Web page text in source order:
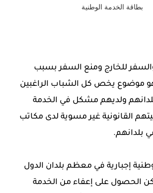
بطاقة الخدمة الوطنية
للخارج ومنع السفر بسبب
هو موضوع يخص كل الشباب الراغبين
ولديهم مشكل في الخدمة
القانونية غير مسوية لدى مكاتب
بلدانهم.
إجبارية في معظم بلدان الدول
الحصول على إعفاء من الخدمة